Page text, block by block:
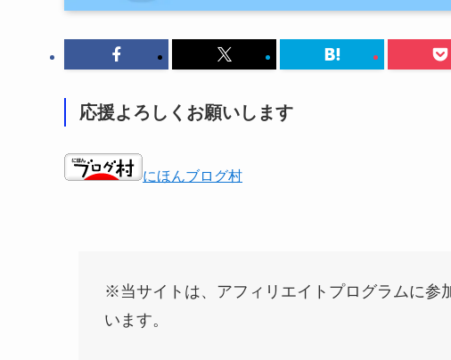
応援よろしくお願いします
にほんブログ村
※当サイトは、アフィリエイトプログラムに参
います。